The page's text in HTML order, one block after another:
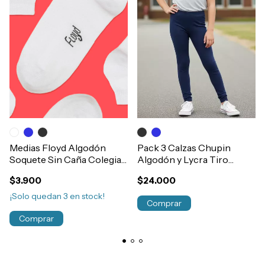
Medias Floyd Algodón
Soquete Sin Caña Colegial
$3.900
¡Solo quedan 3 en stock!
Comprar
Pack 3 Calzas Chupin
Algodón y Lycra Tiro
$24.000
Comprar